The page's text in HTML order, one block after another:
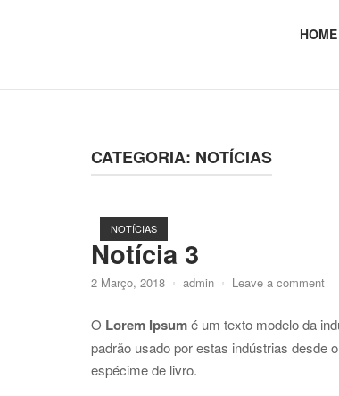
HOME
CATEGORIA: NOTÍCIAS
NOTÍCIAS
Notícia 3
2 Março, 2018 admin Leave a comment
O Lorem Ipsumé um texto modelo da
padrão usado por estas indústrias desde
espécime de livro.